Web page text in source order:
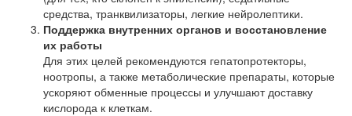
средства, транквилизаторы, легкие нейролептики.
Поддержка внутренних органов и восстановление
их работы
Для этих целей рекомендуются гепатопротекторы,
ноотропы, а также метаболические препараты, которые
ускоряют обменные процессы и улучшают доставку
кислорода к клеткам.